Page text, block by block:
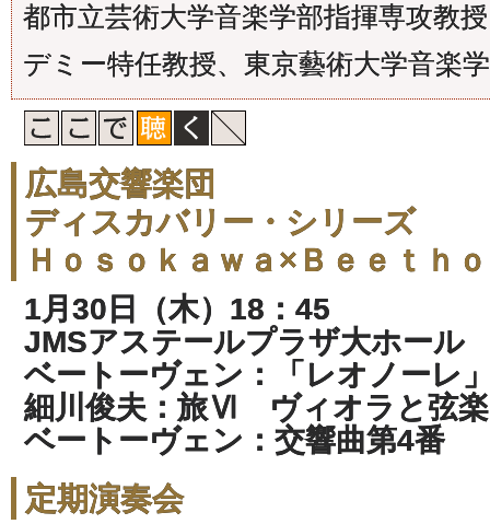
都市立芸術大学音楽学部指揮専攻教
デミー特任教授、東京藝術大学音楽
広島交響楽団
ディスカバリー・シリーズ
Ｈｏｓｏｋａｗａ×Ｂｅｅｔｈ
1月30日（木）18：45
JMSアステールプラザ大ホール
ベートーヴェン：「レオノーレ
細川俊夫：旅Ⅵ ヴィオラと弦
ベートーヴェン：交響曲第4番
定期演奏会